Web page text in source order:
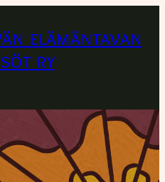
elämäntavan
ry